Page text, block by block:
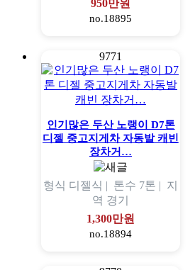
950만원
no.18895
9771
인기많은 두산 노랭이 D7톤
디젤 중고지게차 자동발 캐빈
장차거…
형식 디젤식 | 톤수 7톤 | 지
역 경기
1,300만원
no.18894